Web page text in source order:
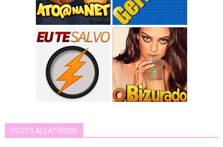
POSTS ALEATÓRIOS